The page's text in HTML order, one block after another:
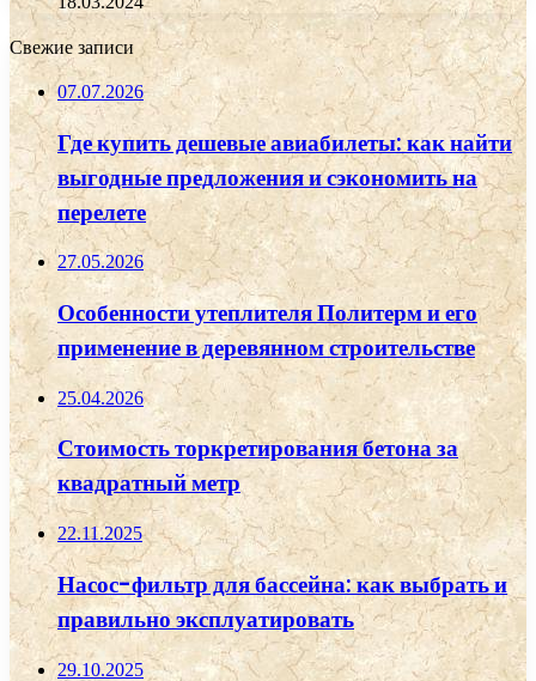
Свежие записи
07.07.2026
Где купить дешевые авиабилеты: как найти
выгодные предложения и сэкономить на
перелете
27.05.2026
Особенности утеплителя Политерм и его
применение в деревянном строительстве
25.04.2026
Стоимость торкретирования бетона за
квадратный метр
22.11.2025
Насос-фильтр для бассейна: как выбрать и
правильно эксплуатировать
29.10.2025